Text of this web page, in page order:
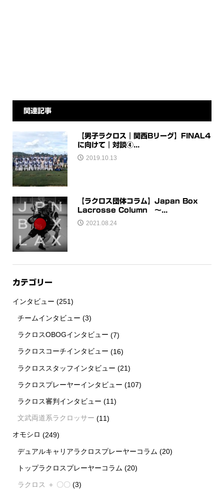
関連記事
【男子ラクロス｜関西Bリーグ】FINAL4
に向けて｜対談④...
2019.10.13
【ラクロス団体コラム】Japan Box
Lacrosse Column 〜...
2021.08.24
カテゴリー
インタビュー (251)
チームインタビュー (3)
ラクロスOBOGインタビュー (7)
ラクロスコーチインタビュー (16)
ラクロススタッフインタビュー (21)
ラクロスプレーヤーインタビュー (107)
ラクロス審判インタビュー (11)
文武両道系ラクロッサー (11)
オモシロ (249)
デュアルキャリアラクロスプレーヤーコラム (20)
トップラクロスプレーヤーコラム (20)
ラクロス ＋ 〇〇 (3)